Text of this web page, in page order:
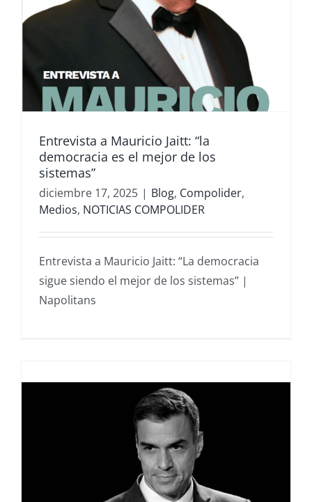
Entrevista a Mauricio Jaitt: “la
democracia es el mejor de los
sistemas”
diciembre 17, 2025 | Blog, Compolider,
Medios, NOTICIAS COMPOLIDER
Entrevista a Mauricio Jaitt: “La democracia
sigue siendo el mejor de los sistemas” |
Napolitans